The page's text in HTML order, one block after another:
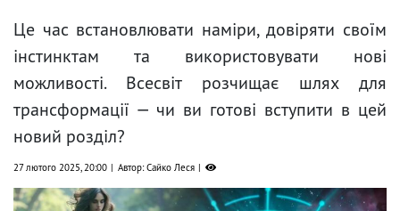
Це час встановлювати наміри, довіряти своїм
інстинктам та використовувати нові
можливості. Всесвіт розчищає шлях для
трансформації — чи ви готові вступити в цей
новий розділ?
27 лютого 2025, 20:00 Автор: Сайко Леся